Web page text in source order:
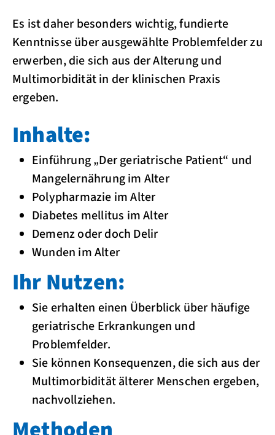
Es ist daher besonders wichtig, fundierte
Kenntnisse über ausgewählte Problemfelder zu
erwerben, die sich aus der Alterung und
Multimorbidität in der klinischen Praxis
ergeben.
Inhalte:
Einführung „Der geriatrische Patient“ und
Mangelernährung im Alter
Polypharmazie im Alter
Diabetes mellitus im Alter
Demenz oder doch Delir
Wunden im Alter
Ihr Nutzen:
Sie erhalten einen Überblick über häufige
geriatrische Erkrankungen und
Problemfelder.
Sie können Konsequenzen, die sich aus der
Multimorbidität älterer Menschen ergeben,
nachvollziehen.